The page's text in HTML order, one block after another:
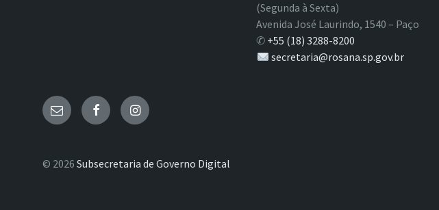
(Segunda à Sexta)
Avenida José Laurindo, 1540 – Paço
✆ +55 (18) 3288-8200
secretaria@rosana.sp.gov.br
E- FacebookInstagram
© 2026 Subsecretaria de Governo Digital